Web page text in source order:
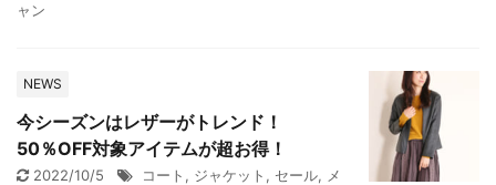
ャン
NEWS
今シーズンはレザーがトレンド！
50％OFF対象アイテムが超お得！
2022/10/5 コート , ジャケット , セール, メ